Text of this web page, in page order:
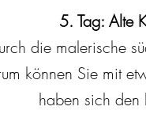
5. Tag: Alte
die malerische
können Sie mit
haben sich den